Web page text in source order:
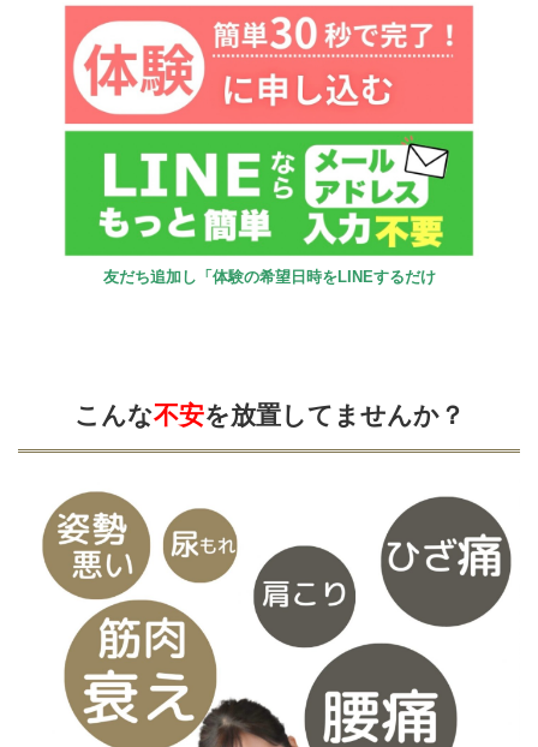
友だち追加し「体験の希望日時をLINEするだけ
こんな不安を放置してませんか？